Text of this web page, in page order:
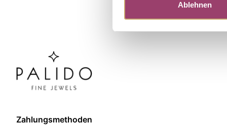
Ablehnen
Zahlungsmethoden